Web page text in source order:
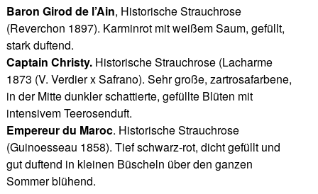
Baron Girod de l’Ain, Historische Strauchrose
(Reverchon 1897). Karminrot mit weißem Saum, gefüllt,
stark duftend.
Captain Christy.Historische Strauchrose (Lacharme
1873 (V. Verdier x Safrano). Sehr große, zartrosafarbene,
in der Mitte dunkler schattierte, gefüllte Blüten mit
intensivem Teerosenduft.
Empereur du Maroc. Historische Strauchrose
(Guinoesseau 1858). Tief schwarz-rot, dicht gefüllt und
gut duftend in kleinen Büscheln über den ganzen
Sommer blühend.